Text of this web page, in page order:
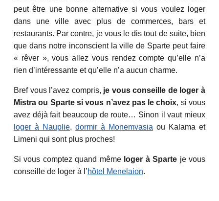
peut être une bonne alternative si vous voulez loger
dans une ville avec plus de commerces, bars et
restaurants. Par contre, je vous le dis tout de suite, bien
que dans notre inconscient la ville de Sparte peut faire
« rêver », vous allez vous rendez compte qu’elle n’a
rien d’intéressante et qu’elle n’a aucun charme.
Bref vous l’avez compris, je vous conseille de loger à
Mistra ou Sparte si vous n’avez pas le choix, si vous
avez déjà fait beaucoup de route… Sinon il vaut mieux
loger à Nauplie, dormir à Monemvasia ou Kalama et
Limeni qui sont plus proches!
Si vous comptez quand même loger à Sparte je vous
conseille de loger à l’hôtel Menelaion.